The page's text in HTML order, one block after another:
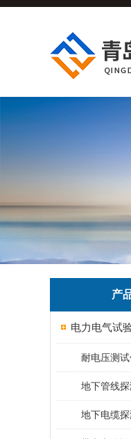
产
电力电气试
耐电压测
地下管线